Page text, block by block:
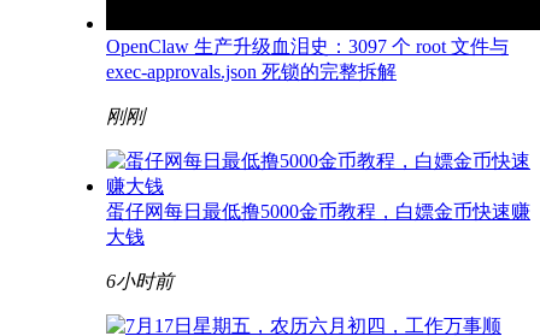
OpenClaw 生产升级血泪史：3097 个 root 文件与
exec-approvals.json 死锁的完整拆解
刚刚
蛋仔网每日最低撸5000金币教程，白嫖金币快速赚
大钱
6小时前